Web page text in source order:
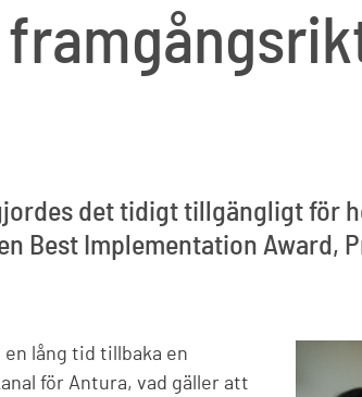
det tidigt tillgängligt för
Best Implementation Award,
lång tid tillbaka en
för Antura, vad gäller att